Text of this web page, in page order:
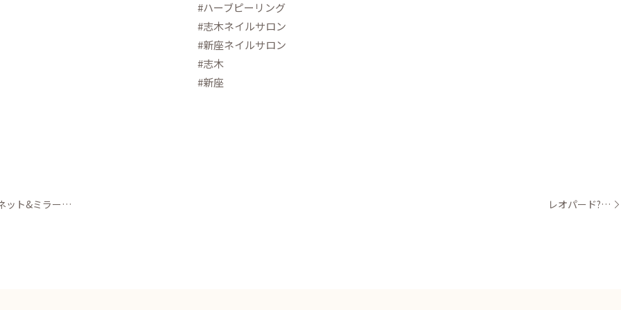
#ハーブピーリング
#志木ネイルサロン
#新座ネイルサロン
#志木
#新座
ット&ミラー… レオパード?…